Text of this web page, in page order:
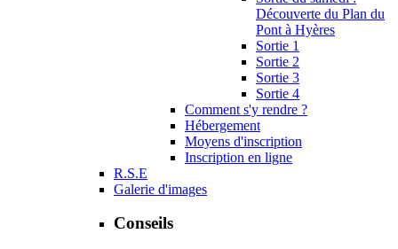
Découverte du Plan du
Pont à Hyères
Sortie 1
Sortie 2
Sortie 3
Sortie 4
Comment s'y rendre ?
Hébergement
Moyens d'inscription
Inscription en ligne
R.S.E
Galerie d'images
Conseils